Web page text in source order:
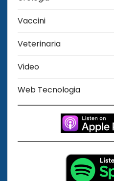
Vaccini
Veterinaria
Video
Web Tecnologia